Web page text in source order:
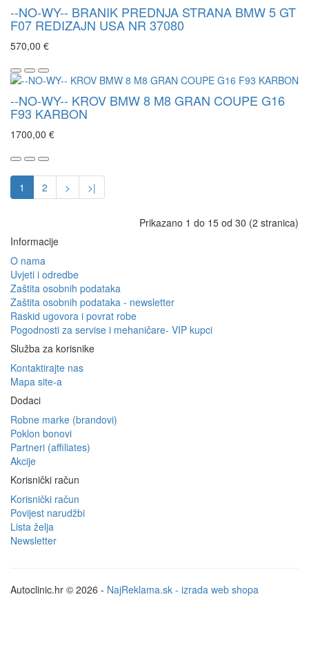
--NO-WY-- BRANIK PREDNJA STRANA BMW 5 GT
F07 REDIZAJN USA NR 37080
570,00 €
--NO-WY-- KROV BMW 8 M8 GRAN COUPE G16
F93 KARBON
1700,00 €
1 2 > >|
Prikazano 1 do 15 od 30 (2 stranica)
Informacije
O nama
Uvjeti i odredbe
Zaštita osobnih podataka
Zaštita osobnih podataka - newsletter
Raskid ugovora i povrat robe
Pogodnosti za servise i mehaničare- VIP kupci
Služba za korisnike
Kontaktirajte nas
Mapa site-a
Dodaci
Robne marke (brandovi)
Poklon bonovi
Partneri (affiliates)
Akcije
Korisnički račun
Korisnički račun
Povijest narudžbi
Lista želja
Newsletter
Autoclinic.hr © 2026 - NajReklama.sk - izrada web shopa